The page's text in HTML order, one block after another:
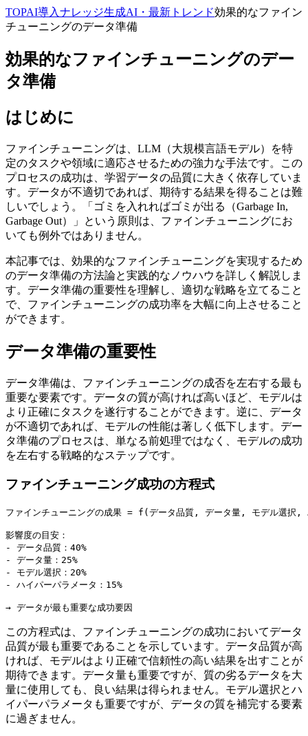
TOPAI導入ナレッジ生成AI・最新トレンド効果的なファイン
チューニングのデータ準備
効果的なファインチューニングのデー
タ準備
はじめに
ファインチューニングは、LLM（大規模言語モデル）を特
定のタスクや領域に適応させるための強力な手法です。この
プロセスの成功は、学習データの品質に大きく依存していま
す。データが不適切であれば、期待する結果を得ることは難
しいでしょう。「ゴミを入れればゴミが出る（Garbage In,
Garbage Out）」という原則は、ファインチューニングにお
いても例外ではありません。
本記事では、効果的なファインチューニングを実現するため
のデータ準備の方法論と実践的なノウハウを詳しく解説しま
す。データ準備の重要性を理解し、適切な戦略を立てること
で、ファインチューニングの成功率を大幅に向上させること
ができます。
データ準備の重要性
データ準備は、ファインチューニングの成否を左右する最も
重要な要素です。データの質が高ければ高いほど、モデルは
より正確にタスクを遂行することができます。逆に、データ
が不適切であれば、モデルの性能は著しく低下します。デー
タ準備のプロセスは、単なる前処理ではなく、モデルの成功
を左右する戦略的なステップです。
ファインチューニング成功の方程式
ファインチューニングの成果 = f(データ品質, データ量, モデル選択,
影響度の目安：
- データ品質：40%
- データ量：25%
- モデル選択：20%
- ハイパーパラメータ：15%
この方程式は、ファインチューニングの成功においてデータ
品質が最も重要であることを示しています。データ品質が高
ければ、モデルはより正確で信頼性の高い結果を出すことが
期待できます。データ量も重要ですが、質の劣るデータを大
量に使用しても、良い結果は得られません。モデル選択とハ
イパーパラメータも重要ですが、データの質を補完する要素
に過ぎません。